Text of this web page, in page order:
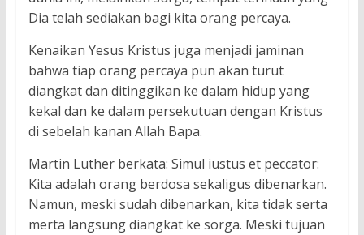
Dia telah sediakan bagi kita orang percaya.
Kenaikan Yesus Kristus juga menjadi jaminan
bahwa tiap orang percaya pun akan turut
diangkat dan ditinggikan ke dalam hidup yang
kekal dan ke dalam persekutuan dengan Kristus
di sebelah kanan Allah Bapa.
Martin Luther berkata: Simul iustus et peccator:
Kita adalah orang berdosa sekaligus dibenarkan.
Namun, meski sudah dibenarkan, kita tidak serta
merta langsung diangkat ke sorga. Meski tujuan